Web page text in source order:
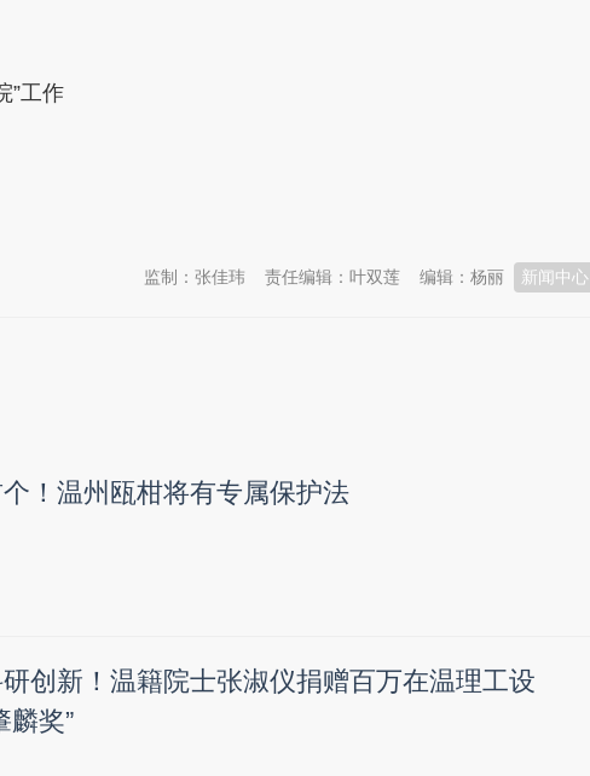
”工作
新闻中心
编辑：杨丽
责任编辑：叶双莲
监制：张佳玮
！温州瓯柑将有专属保护法
创新！温籍院士张淑仪捐赠百万在温理工设
麟奖”